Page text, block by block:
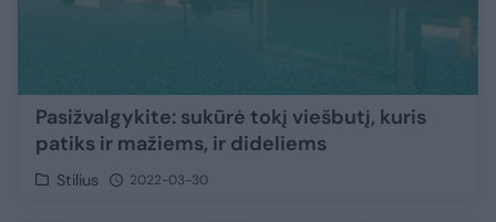
Pasižvalgykite: sukūrė tokį viešbutį, kuris
patiks ir mažiems, ir dideliems
Stilius 2022-03-30